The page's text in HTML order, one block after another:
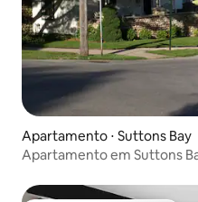
Apartamento ⋅ Suttons Bay
Apartamento em Suttons